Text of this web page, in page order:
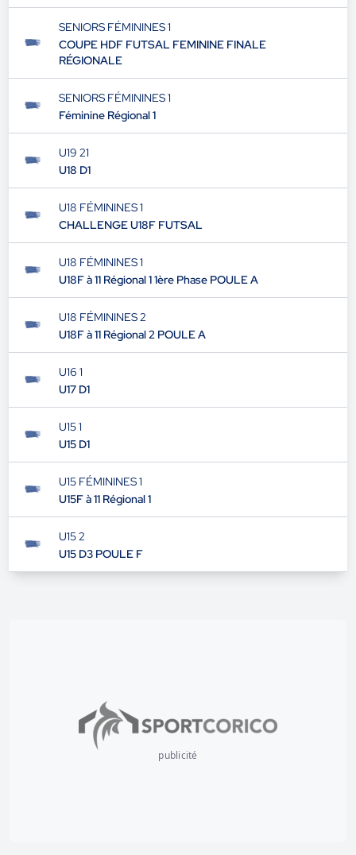
SENIORS 3
Seniors D3 POULE D
SENIORS FÉMININES 1
RÉGIONALE
SENIORS FÉMININES 1
Féminine Régional 1
U19 21
U18 D1
U18 FÉMININES 1
CHALLENGE U18F FUTSAL
U18 FÉMININES 1
U18F à 11 Régional 1 1ère Phase POULE A
U18 FÉMININES 2
U18F à 11 Régional 2 POULE A
U16 1
U17 D1
U15 1
U15 D1
U15 FÉMININES 1
U15F à 11 Régional 1
U15 2